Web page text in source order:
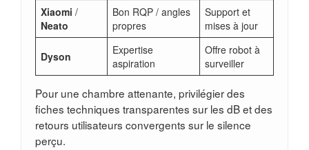
Xiaomi /
Neato
Bon RQP / angles
propres
Support et
mises à jour
Dyson
Expertise
aspiration
Offre robot à
surveiller
Pour une chambre attenante, privilégier des
fiches techniques transparentes sur les dB et des
retours utilisateurs convergents sur le silence
perçu.